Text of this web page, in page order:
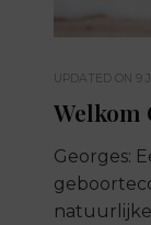
UPDATED ON 9
Welkom
Georges: